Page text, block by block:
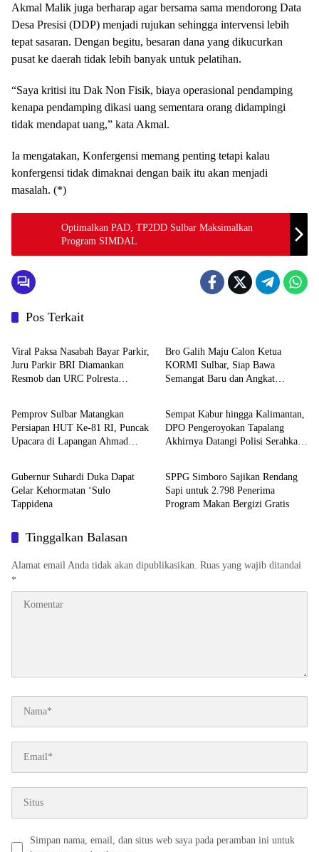
Akmal Malik juga berharap agar bersama sama mendorong Data
Desa Presisi (DDP) menjadi rujukan sehingga intervensi lebih
tepat sasaran. Dengan begitu, besaran dana yang dikucurkan
pusat ke daerah tidak lebih banyak untuk pelatihan.
“Saya kritisi itu Dak Non Fisik, biaya operasional pendamping
kenapa pendamping dikasi uang sementara orang didampingi
tidak mendapat uang,” kata Akmal.
Ia mengatakan, Konfergensi memang penting tetapi kalau
konfergensi tidak dimaknai dengan baik itu akan menjadi
masalah. (*)
Optimalkan PAD, TP2DD Sulbar Maksimalkan
Program SIMDAL
Pos Terkait
Mamuju
Viral Paksa Nasabah Bayar Parkir,
Juru Parkir BRI Diamankan
Resmob dan URC Polresta
Bro Galih Maju Calon Ketua
KORMI Sulbar, Siap Bawa
Semangat Baru dan Angkat
Mamuju
Pemprov Sulbar Matangkan
Persiapan HUT Ke-81 RI, Puncak
Upacara di Lapangan Ahmad
Mamuju
Sempat Kabur hingga Kalimantan,
DPO Pengeroyokan Tapalang
Akhirnya Datangi Polisi Serahkan
Mamuju
Gubernur Suhardi Duka Dapat
Gelar Kehormatan ‘Sulo
Tappidena
Mamuju
SPPG Simboro Sajikan Rendang
Sapi untuk 2.798 Penerima
Program Makan Bergizi Gratis
Tinggalkan Balasan
Alamat email Anda tidak akan dipublikasikan. Ruas yang wajib ditandai
*
Simpan nama, email, dan situs web saya pada peramban ini untuk